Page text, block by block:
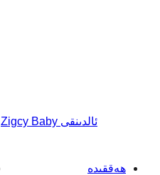
ئالدىنقى Zigcy Baby
ھەققىدە